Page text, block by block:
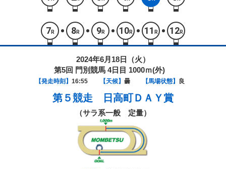
7 R 8R 9R 10R 11 R 12R
2024年6月18日（火）
第5回 門別競馬 4日目 1000ｍ(外)
【発走時刻】 16:55 【天候】 曇 【馬場状態】 良
第５競走 日高町ＤＡＹ賞
（サラ系一般 定量）